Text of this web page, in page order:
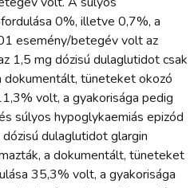
0%, illetve 0,7%, a
esemény/betegév volt az
1,5 mg dózisú dulaglutidot csak
dokumentált, tüneteket okozó
volt, a gyakorisága pedig
súlyos hypoglykaemiás epizód
dulaglutidot glargin
a dokumentált, tüneteket
35,3% volt, a gyakorisága